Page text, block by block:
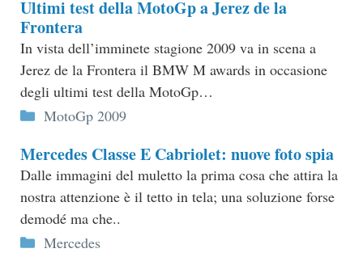
Ultimi test della MotoGp a Jerez de la
Frontera
In vista dell’imminete stagione 2009 va in scena a
Jerez de la Frontera il BMW M awards in occasione
degli ultimi test della MotoGp…
Categorie
MotoGp 2009
Mercedes Classe E Cabriolet: nuove foto spia
Dalle immagini del muletto la prima cosa che attira la
nostra attenzione è il tetto in tela; una soluzione forse
demodé ma che..
Categorie
Mercedes